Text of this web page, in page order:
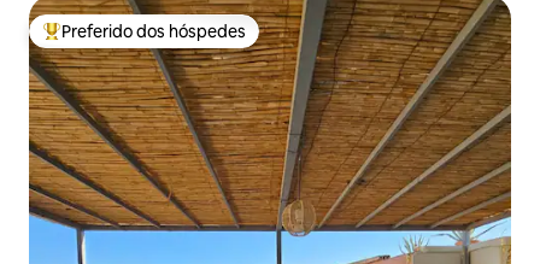
Entre os melhores preferidos dos hóspedes
Preferido dos hóspedes